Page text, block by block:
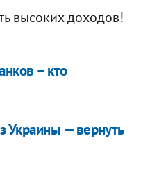
высоких доходов!
– кто
Украины — вернуть